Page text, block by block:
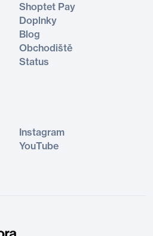
Shoptet Pay
Doplnky
Blog
Obchodiště
Status
Instagram
YouTube